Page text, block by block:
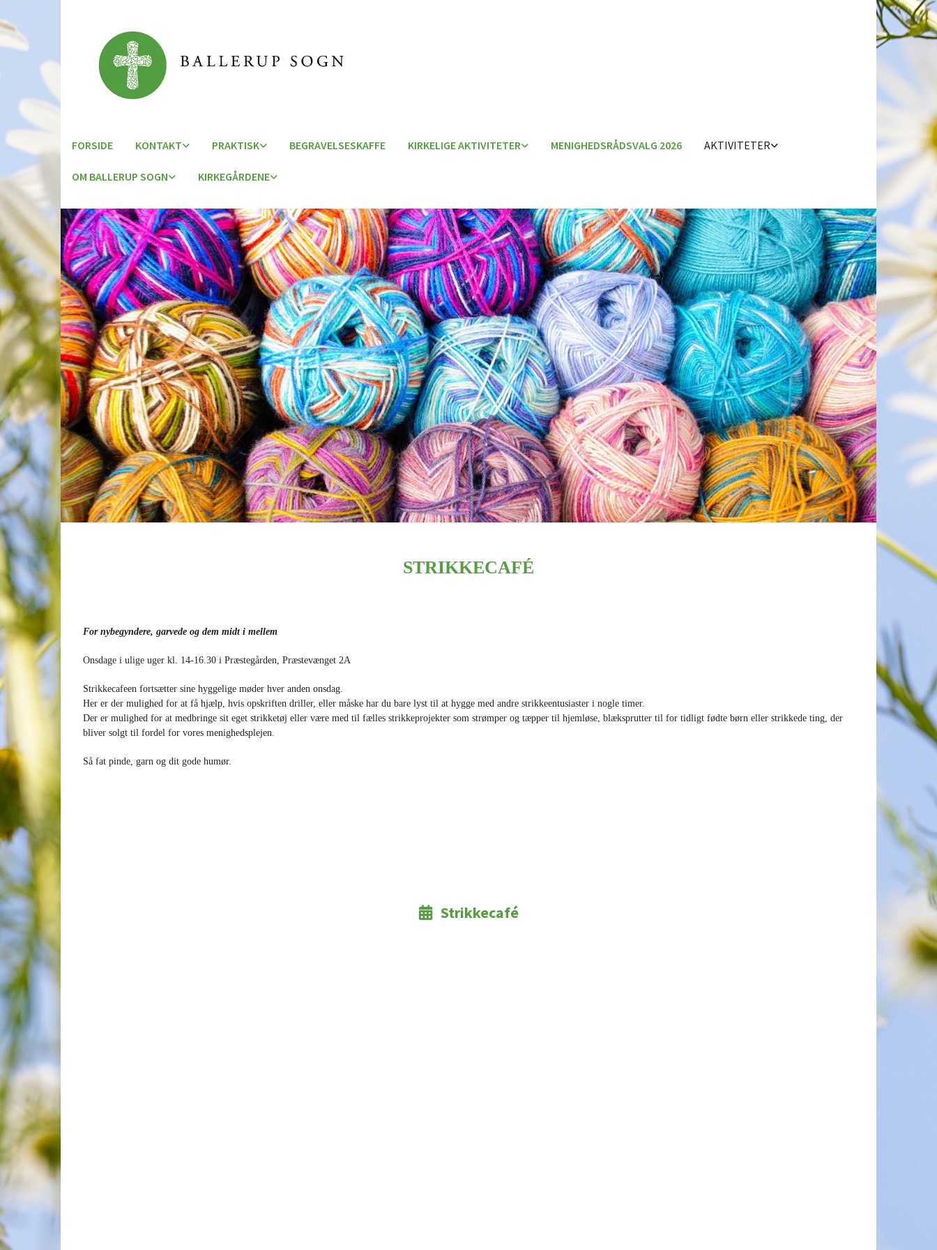
FORSIDE KONTAKT PRAKTISK BEGRAVELSESKAFFE KIRKELIGE AKTIVITETER MENIGHEDSRÅDSVALG 2026 AKTIVITETER
OM BALLERUP SOGN KIRKEGÅRDENE
STRIKKECAFÉ
For nybegyndere, garvede og dem midt i mellem
Onsdage i ulige uger kl. 14-16.30 i Præstegården, Præstevænget 2A
Strikkecafeen fortsætter sine hyggelige møder hver anden onsdag.
Her er der mulighed for at få hjælp, hvis opskriften driller, eller måske har du bare lyst til at hygge med andre strikkeentusiaster i nogle timer.
Der er mulighed for at medbringe sit eget strikketøj eller være med til fælles strikkeprojekter som strømper og tæpper til hjemløse, blæksprutter til for tidligt fødte børn eller strikkede ting, der
bliver solgt til fordel for vores menighedsplejen.
Så fat pinde, garn og dit gode humør.
Strikkecafé